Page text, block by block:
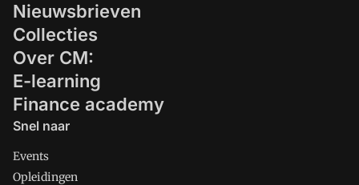
Nieuwsbrieven
Collecties
Over CM:
E-learning
Finance academy
Snel naar
Events
Opleidingen